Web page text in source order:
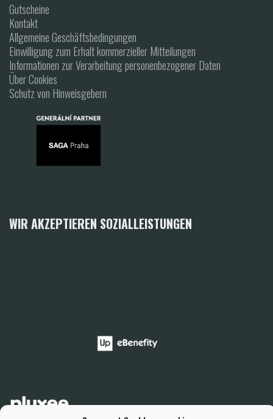
Gutscheine
Kontakt
Allgemeine Geschäftsbedingungen
Einwilligung zum Erhalt kommerzieller Mitteilungen
Informationen zur Verarbeitung personenbezogener Daten
Über Cookies
Schutz von Hinweisgebern
WIR AKZEPTIEREN SOZIALLEISTUNGEN